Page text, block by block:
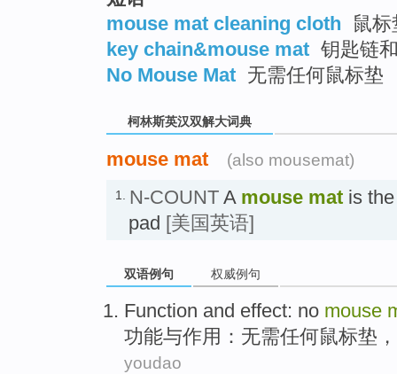
mouse mat cleaning cloth
鼠
key chain&mouse mat 钥匙链
No Mouse Mat 无需任何鼠标垫
柯林斯英汉双解大词典
mouse mat (also mousemat)
1. N-COUNT A mouse mat is
pad [美国英语]
双语例句 权威例句
Function and effect: no mouse
功能与作用 ： 无需任何鼠标垫 ，
youdao